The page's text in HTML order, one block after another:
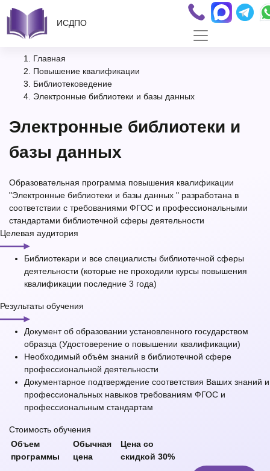
ИСДПО
Главная
Повышение квалификации
Библиотековедение
Электронные библиотеки и базы данных
Электронные библиотеки и
базы данных
Образовательная программа повышения квалификации
"Электронные библиотеки и базы данных " разработана в
соответствии с требованиями ФГОС и профессиональными
стандартами библиотечной сферы деятельности
Целевая аудитория
Библиотекари и все специалисты библиотечной сферы
деятельности (которые не проходили курсы повышения
квалификации последние 3 года)
Результаты обучения
Документ об образовании установленного государством
образца (Удостоверение о повышении квалификации)
Необходимый объём знаний в библиотечной сфере
профессиональной деятельности
Документарное подтверждение соответствия Ваших знаний и
профессиональных навыков требованиям ФГОС и
профессиональным стандартам
Стоимость обучения
Объем
программы
Обычная
цена
Цена со
скидкой 30%